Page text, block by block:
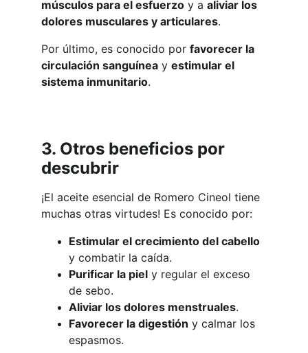
músculos para el esfuerzo y a aliviar los
dolores musculares y articulares.
Por último, es conocido por favorecer la
circulación sanguínea y estimular el
sistema inmunitario.
3. Otros beneficios por
descubrir
¡El aceite esencial de Romero Cineol tiene
muchas otras virtudes! Es conocido por:
Estimular el crecimiento del cabello
y combatir la caída.
Purificar la piel y regular el exceso
de sebo.
Aliviar los dolores menstruales.
Favorecer la digestión y calmar los
espasmos.